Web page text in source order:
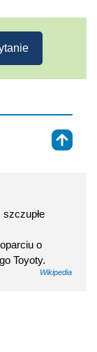
o
Toyoty.
Wikipedia